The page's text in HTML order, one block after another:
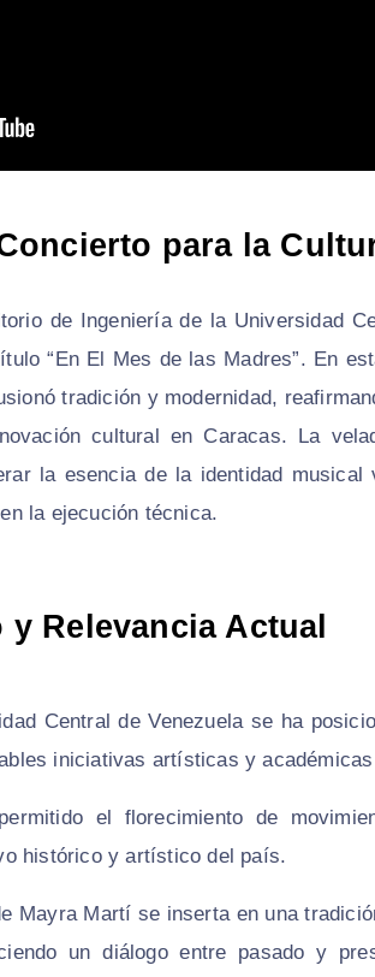
para la
de Ingeniería de la Universidad
“En El Mes de las Madres”. En
tradición y modernidad,
cultural en Caracas. La
la esencia de la identidad musical
la ejecución técnica.
Relevancia Actual
Central de Venezuela se ha
iniciativas artísticas y
el florecimiento de
histórico y artístico del país.
Mayra Martí se inserta en una
un diálogo entre pasado y